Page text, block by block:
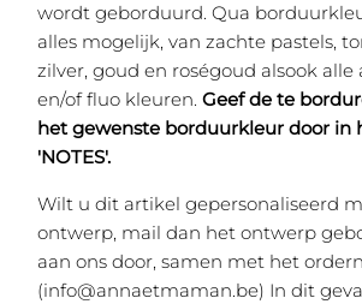
wordt geborduurd. Qua
alles mogelijk, van zachte pastels,
zilver, goud en roségoud alsook
en/of fluo kleuren. Geef de te
het gewenste borduurkleur door in
'NOTES'.
Wilt u dit artikel gepersonaliseerd
ontwerp, mail dan het ontwerp
aan ons door, samen met het
(info@annaetmaman.be) In dit